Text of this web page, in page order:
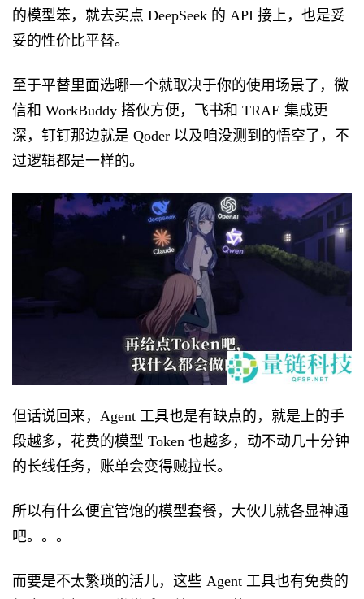
的模型笨，就去买点 DeepSeek 的 API 接上，也是妥
妥的性价比平替。
至于平替里面选哪一个就取决于你的使用场景了，微
信和 WorkBuddy 搭伙方便，飞书和 TRAE 集成更
深，钉钉那边就是 Qoder 以及咱没测到的悟空了，不
过逻辑都是一样的。
但话说回来，Agent 工具也是有缺点的，就是上的手
段越多，花费的模型 Token 也越多，动不动几十分钟
的长线任务，账单会变得贼拉长。
所以有什么便宜管饱的模型套餐，大伙儿就各显神通
吧。。。
而要是不太繁琐的活儿，这些 Agent 工具也有免费的